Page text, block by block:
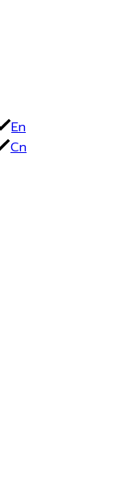
En
Cn